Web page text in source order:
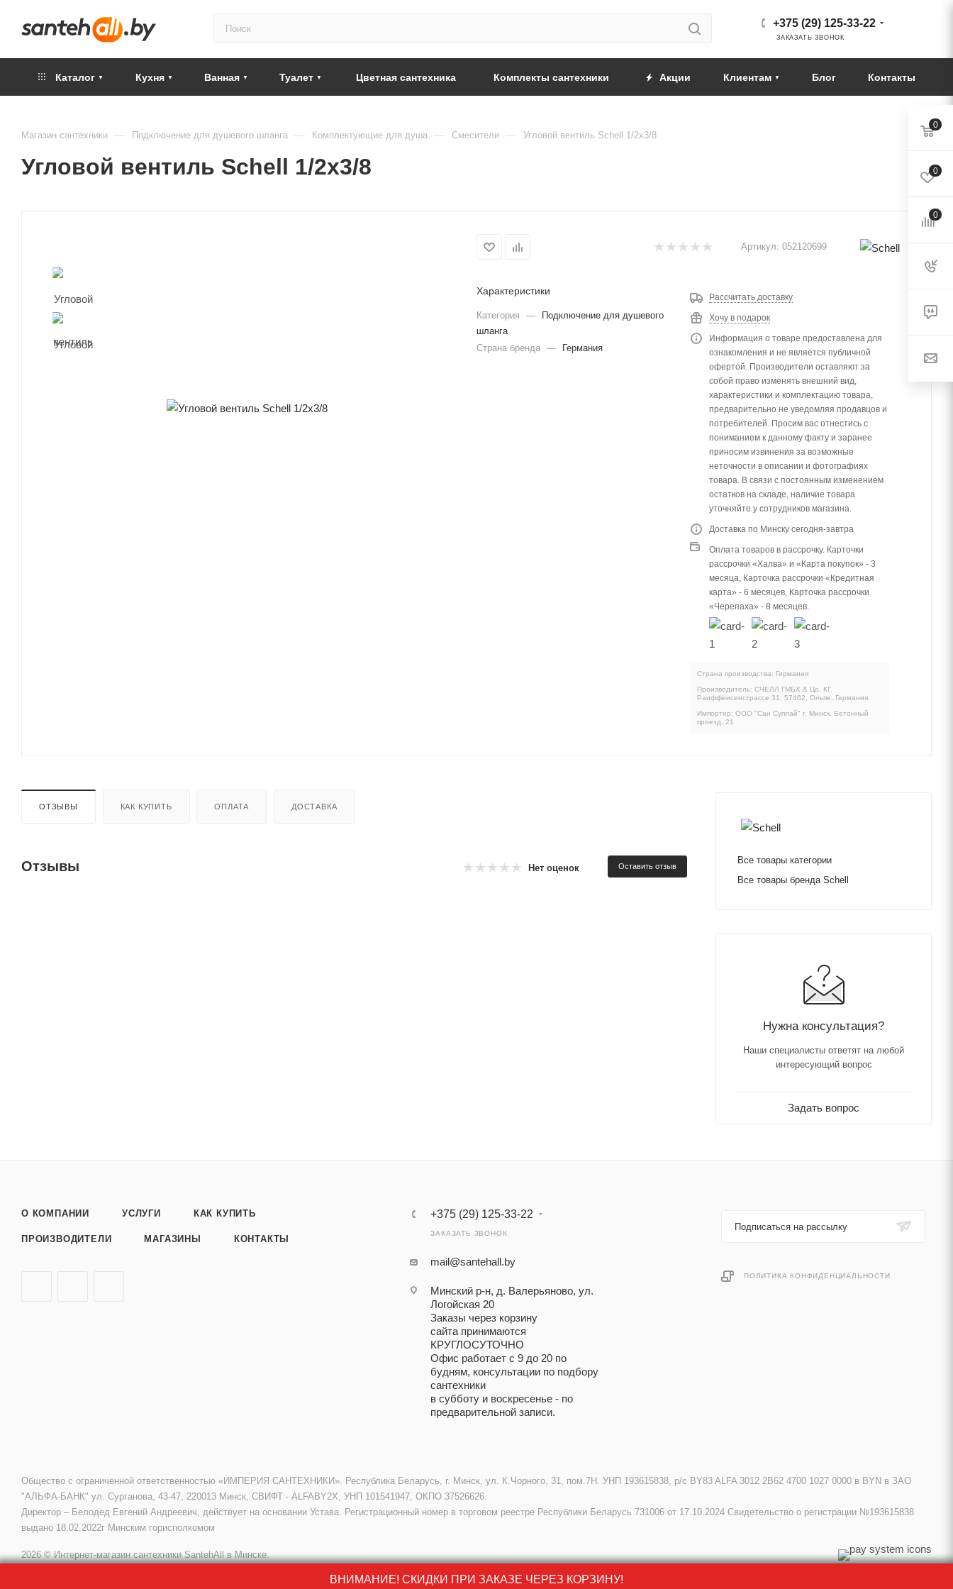
ВНИМАНИЕ! СКИДКИ ПРИ ЗАКАЗЕ ЧЕРЕЗ КОРЗИНУ!
+375 (29) 125-33-22
ЗАКАЗАТЬ ЗВОНОК
Каталог Кухня Ванная Туалет Цветная сантехника Комплекты сантехники Акции Клиентам Блог Контакты
Магазин сантехники — Подключение для душевого шланга — Комплектующие для душа — Смесители — Угловой вентиль Schell 1/2х3/8
Угловой вентиль Schell 1/2х3/8
Артикул: 052120699
Характеристики
Категория —
Подключение для душевого
шланга
Страна бренда — Германия
Рассчитать доставку
Хочу в подарок
Информация о товаре предоставлена для
ознакомления и не является публичной
офертой. Производители оставляют за
собой право изменять внешний вид,
характеристики и комплектацию товара,
предварительно не уведомляя продавцов и
потребителей. Просим вас отнестись с
пониманием к данному факту и заранее
приносим извинения за возможные
неточности в описании и фотографиях
товара. В связи с постоянным изменением
остатков на складе, наличие товара
уточняйте у сотрудников магазина.
Доставка по Минску сегодня-завтра
Оплата товаров в рассрочку. Карточки
рассрочки «Халва» и «Карта покупок» - 3
месяца, Карточка рассрочки «Кредитная
карта» - 6 месяцев, Карточка рассрочки
«Черепаха» - 8 месяцев.
Страна производства: Германия
Производитель: СЧЕЛЛ ГМБХ & Цо. КГ.
Раиффеисенстрассе 31, 57462, Ольпе, Германия.
Импортер: ООО "Сан Суплай" г. Минск, Бетонный
проезд, 21
ОТЗЫВЫ КАК КУПИТЬ ОПЛАТА ДОСТАВКА
Отзывы Нет оценок Оставить отзыв
Все товары категории
Все товары бренда Schell
Нужна консультация?
Наши специалисты ответят на любой
интересующий вопрос
Задать вопрос
О КОМПАНИИ УСЛУГИ КАК КУПИТЬ
ПРОИЗВОДИТЕЛИ МАГАЗИНЫ КОНТАКТЫ
+375 (29) 125-33-22
ЗАКАЗАТЬ ЗВОНОК
mail@santehall.by
Минский р-н, д. Валерьяново, ул.
Логойская 20
Заказы через корзину
сайта принимаются
КРУГЛОСУТОЧНО
Офис работает с 9 до 20 по
будням, консультации по подбору
сантехники
в субботу и воскресенье - по
предварительной записи.
Подписаться на рассылку
ПОЛИТИКА КОНФИДЕНЦИАЛЬНОСТИ
Общество с ограниченной ответственностью «ИМПЕРИЯ САНТЕХНИКИ». Республика Беларусь, г. Минск, ул. К.Чорного, 31, пом.7Н. УНП 193615838, р/с BY83 ALFA 3012 2B62 4700 1027 0000 в BYN в ЗАО
"АЛЬФА-БАНК" ул. Сурганова, 43-47, 220013 Минск, СВИФТ - ALFABY2X, УНП 101541947, ОКПО 37526626.
Директор – Белодед Евгений Андреевич, действует на основании Устава. Регистрационный номер в торговом реестре Республики Беларусь 731006 от 17.10.2024 Свидетельство о регистрации №193615838
выдано 18.02.2022г Минским горисполкомом
2026 © Интернет-магазин сантехники SantehAll в Минске.
0
0
0
ВНИМАНИЕ! СКИДКИ ПРИ ЗАКАЗЕ ЧЕРЕЗ КОРЗИНУ!